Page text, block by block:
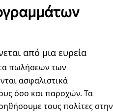
από μια ευρεία
πωλήσεων των
ασφαλιστικά
όσο και παροχών. Τα
τους πολίτες στην